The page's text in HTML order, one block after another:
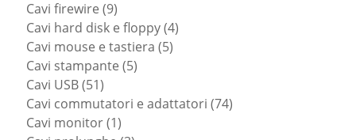
Cavi firewire 99
prodotti
Cavi hard disk e floppy 44
Cavi mouse e tastiera 55
Cavi stampante 55
Cavi USB 5151
prodotti
Cavi commutatori e adattatori 7474
Cavi monitor 11